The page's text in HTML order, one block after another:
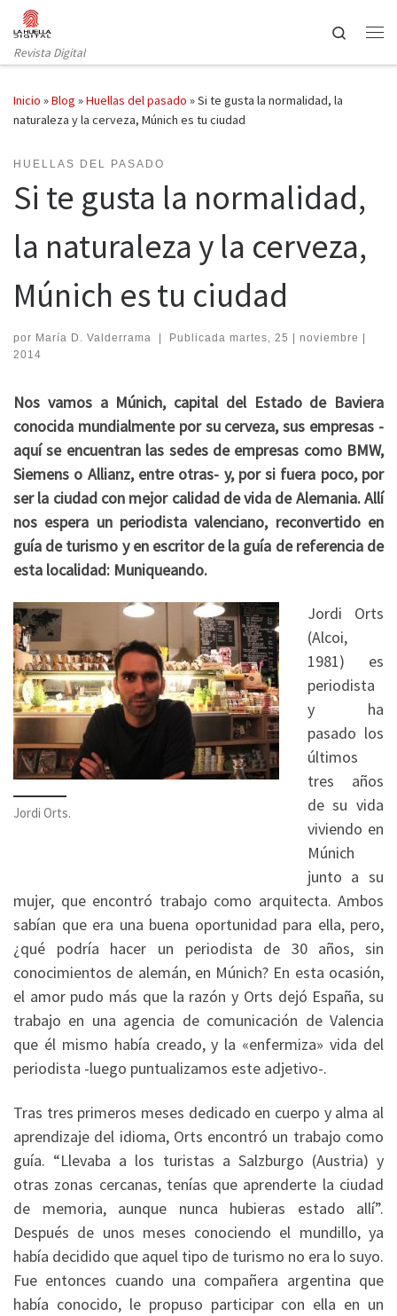
Saltar al contenido
Revista Digital
Search
Inicio »Blog »Huellas del pasado »Si te gusta la normalidad, la
naturaleza y la cerveza, Múnich es tu ciudad
HUELLAS DEL PASADO
Si te gusta la normalidad,
la naturaleza y la cerveza,
Múnich es tu ciudad
por María D. Valderrama | Publicada martes, 25 | noviembre |
2014
Nos vamos a Múnich, capital del Estado de Baviera
conocida mundialmente por su cerveza, sus empresas -
aquí se encuentran las sedes de empresas como BMW,
Siemens o Allianz, entre otras- y, por si fuera poco, por
ser la ciudad con mejor calidad de vida de Alemania. Allí
nos espera un periodista valenciano, reconvertido en
guía de turismo y en escritor de la guía de referencia de
esta localidad: Muniqueando.
Jordi Orts.
Jordi Orts
(Alcoi,
1981) es
periodista
y ha
pasado los
últimos
tres años
de su vida
viviendo en
Múnich
junto a su
mujer, que encontró trabajo como arquitecta. Ambos
sabían que era una buena oportunidad para ella, pero,
¿qué podría hacer un periodista de 30 años, sin
conocimientos de alemán, en Múnich? En esta ocasión,
el amor pudo más que la razón y Orts dejó España, su
trabajo en una agencia de comunicación de Valencia
que él mismo había creado, y la «enfermiza» vida del
periodista -luego puntualizamos este adjetivo-.
Tras tres primeros meses dedicado en cuerpo y alma al
aprendizaje del idioma, Orts encontró un trabajo como
guía. “Llevaba a los turistas a Salzburgo (Austria) y
otras zonas cercanas, tenías que aprenderte la ciudad
de memoria, aunque nunca hubieras estado allí”.
Después de unos meses conociendo el mundillo, ya
había decidido que aquel tipo de turismo no era lo suyo.
Fue entonces cuando una compañera argentina que
había conocido, le propuso participar con ella en un